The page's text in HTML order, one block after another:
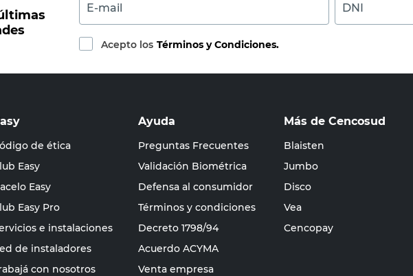
E-mail DNI
Acepto los Términos y Condiciones.
de ética
Easy
Easy
Easy Pro
e instalaciones
de instaladores
con nosotros
Ayuda
Preguntas Frecuentes
Validación Biométrica
Defensa al consumidor
Términos y condiciones
Decreto 1798/94
Acuerdo ACYMA
Venta empresa
Más de Cencosud
Blaisten
Jumbo
Disco
Vea
Cencopay